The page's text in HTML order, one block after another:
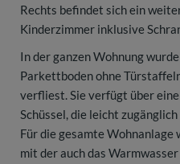
Rechts befindet sich ein
Kinderzimmer inklusive
In der ganzen Wohnung
Parkettboden ohne
verfliest. Sie verfügt über
Schüssel, die leicht
Für die gesamte Wohnanlage
mit der auch das